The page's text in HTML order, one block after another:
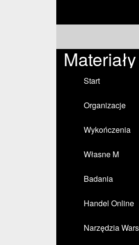
Start
Organizacje
Wykończenia
Własne M
Badania
Handel Online
Narzędzia